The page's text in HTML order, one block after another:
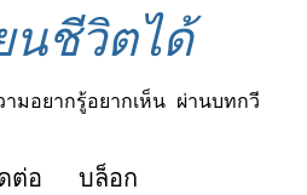
นชีวิตได้
มอยากรู้อยากเห็น ผ่านบทกวี
ต่อ บล็อก